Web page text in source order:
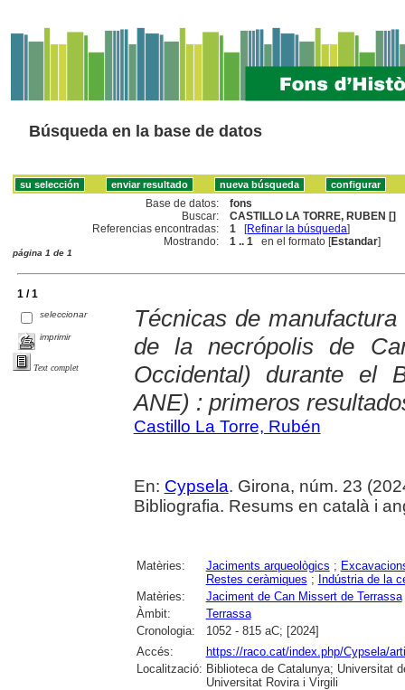
Búsqueda en la base de datos
Base de datos:
fons
Buscar:
CASTILLO LA TORRE, RUBEN []
Referencias encontradas:
1 [Refinar la búsqueda]
Mostrando:
1 .. 1 en el formato [Estandar]
página 1 de 1
1 / 1
seleccionar
imprimir
Text complet
Técnicas de
de la necrópolis de
Occidental) durante el
ANE) : primeros
Castillo La Torre, Rubén
En: Cypsela. Girona, núm. 23
Bibliografia. Resums en català i
Matèries: Jaciments arqueològics ;
Restes ceràmiques ; Indústria de la
Matèries:
Jaciment de Can Missert de Terrassa
Àmbit:
Terrassa
Cronologia:
1052 - 815 aC; [2024]
Accés:
https://raco.cat/index.php/Cypsela/
Localització: Biblioteca de Catalunya; Universitat
Universitat Rovira i Virgili